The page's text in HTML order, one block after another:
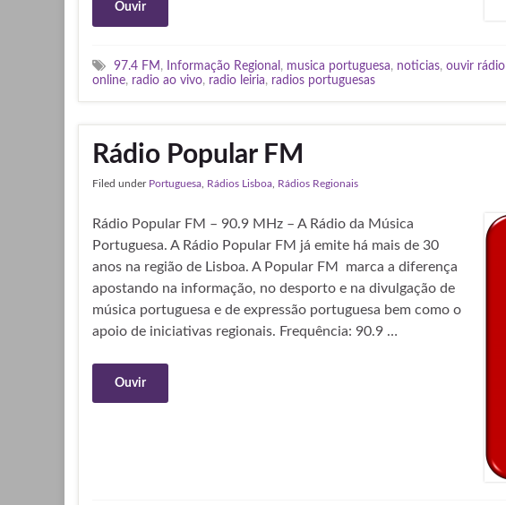
Ouvir
97.4 FM , Informação Regional , musica portuguesa, noticias, ouvir rádio
online, radio ao vivo, radio leiria, radios portuguesas
Rádio Popular FM
Filed under Portuguesa Rádios Lisboa Rádios Regionais
Rádio Popular FM – 90.9 MHz – A Rádio da Música
Portuguesa. A Rádio Popular FM já emite há mais de 30
anos na região de Lisboa. A Popular FM marca a diferença
apostando na informação, no desporto e na divulgação de
música portuguesa e de expressão portuguesa bem como o
apoio de iniciativas regionais. Frequência: 90.9 …
Ouvir